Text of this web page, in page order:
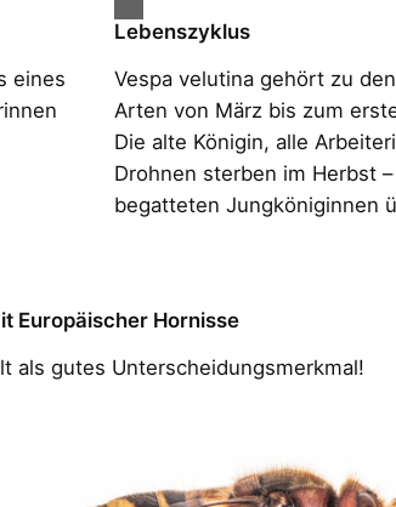
eines
Lebenszyklus
Vespa velutina gehört zu
Arten von März bis zum
Die alte Königin, alle
Drohnen sterben im Herbst
begatteten Jungköniginnen
Europäischer Hornisse
als gutes Unterscheidungsmerkmal!